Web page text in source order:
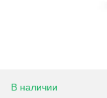
В наличии